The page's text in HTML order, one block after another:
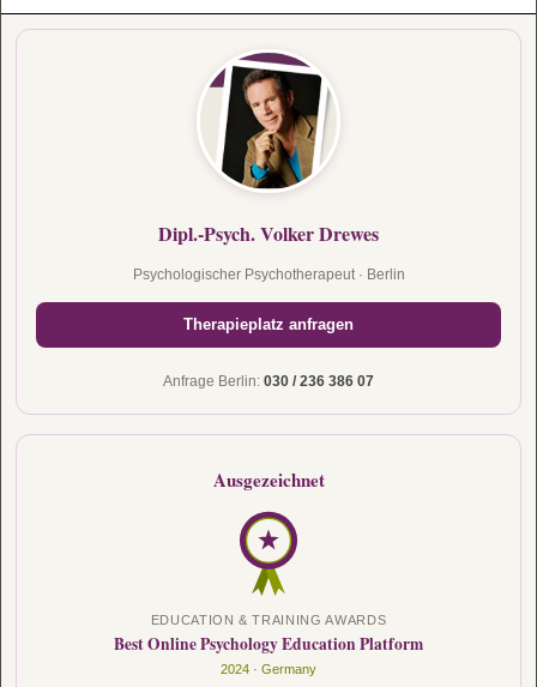
Dipl.-Psych. Volker Drewes
Psychologischer Psychotherapeut · Berlin
Therapieplatz anfragen
Anfrage Berlin: 030 / 236 386 07
Ausgezeichnet
EDUCATION & TRAINING AWARDS
Best Online Psychology Education Platform
2024 · Germany